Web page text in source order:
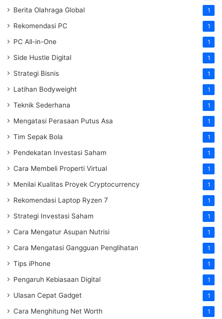
Berita Olahraga Global 1
Rekomendasi PC 1
PC All-in-One 1
Side Hustle Digital 1
Strategi Bisnis 1
Latihan Bodyweight 1
Teknik Sederhana 1
Mengatasi Perasaan Putus Asa 1
Tim Sepak Bola 1
Pendekatan Investasi Saham 1
Cara Membeli Properti Virtual 1
Menilai Kualitas Proyek Cryptocurrency 1
Rekomendasi Laptop Ryzen 7 1
Strategi Investasi Saham 1
Cara Mengatur Asupan Nutrisi 1
Cara Mengatasi Gangguan Penglihatan 1
Tips iPhone 1
Pengaruh Kebiasaan Digital 1
Ulasan Cepat Gadget 1
Cara Menghitung Net Worth 1